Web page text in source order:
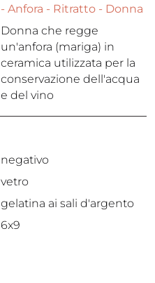
- Anfora - Ritratto - Donna
Donna che regge
un'anfora (mariga) in
ceramica utilizzata per la
conservazione dell'acqua
e del vino
negativo
vetro
gelatina ai sali d'argento
6x9